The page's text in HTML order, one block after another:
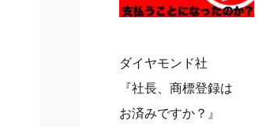
ダイヤモンド社
『社長、商標登録は
お済みですか？』